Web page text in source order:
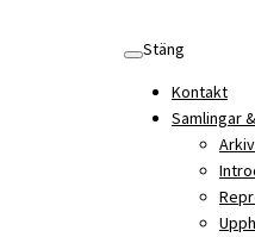
Stäng
Kontakt
Samlingar